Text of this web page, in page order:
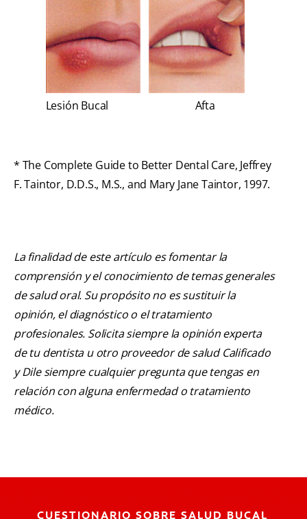
Lesión Bucal Afta
* The Complete Guide to Better Dental Care, Jeffrey
F. Taintor, D.D.S., M.S., and Mary Jane Taintor, 1997.
La finalidad de este artículo es fomentar la
comprensión y el conocimiento de temas generales
de salud oral. Su propósito no es sustituir la
opinión, el diagnóstico o el tratamiento
profesionales. Solicita siempre la opinión experta
de tu dentista u otro proveedor de salud Calificado
y Dile siempre cualquier pregunta que tengas en
relación con alguna enfermedad o tratamiento
médico.
CUESTIONARIO SOBRE SALUD BUCAL